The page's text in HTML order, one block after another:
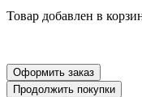
Товар добавлен в
Оформить заказ
Продолжить покупки